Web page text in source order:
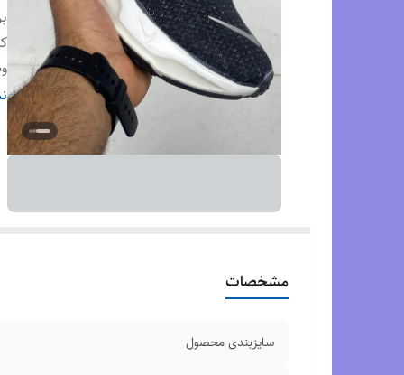
مشخصات
سایزبندی محصول